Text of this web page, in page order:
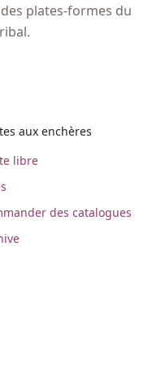
plates-formes du
aux enchères
libre
des catalogues